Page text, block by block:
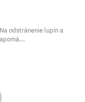
odstránenie lupín a